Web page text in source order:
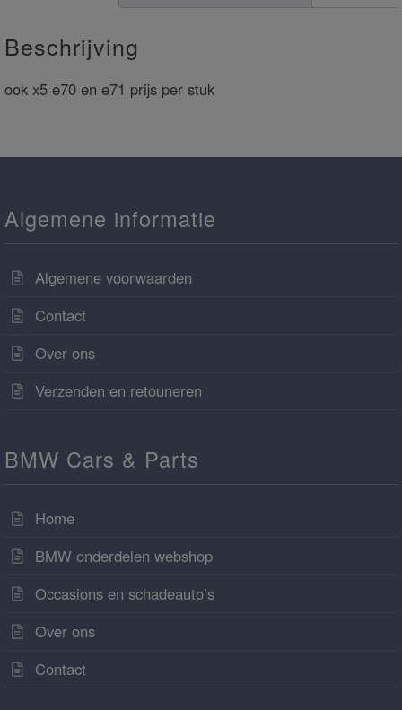
Beschrijving
ook x5 e70 en e71 prijs per stuk
Algemene informatie
Algemene voorwaarden
Contact
Over ons
Verzenden en retouneren
BMW Cars & Parts
Home
BMW onderdelen webshop
Occasions en schadeauto’s
Over ons
Contact